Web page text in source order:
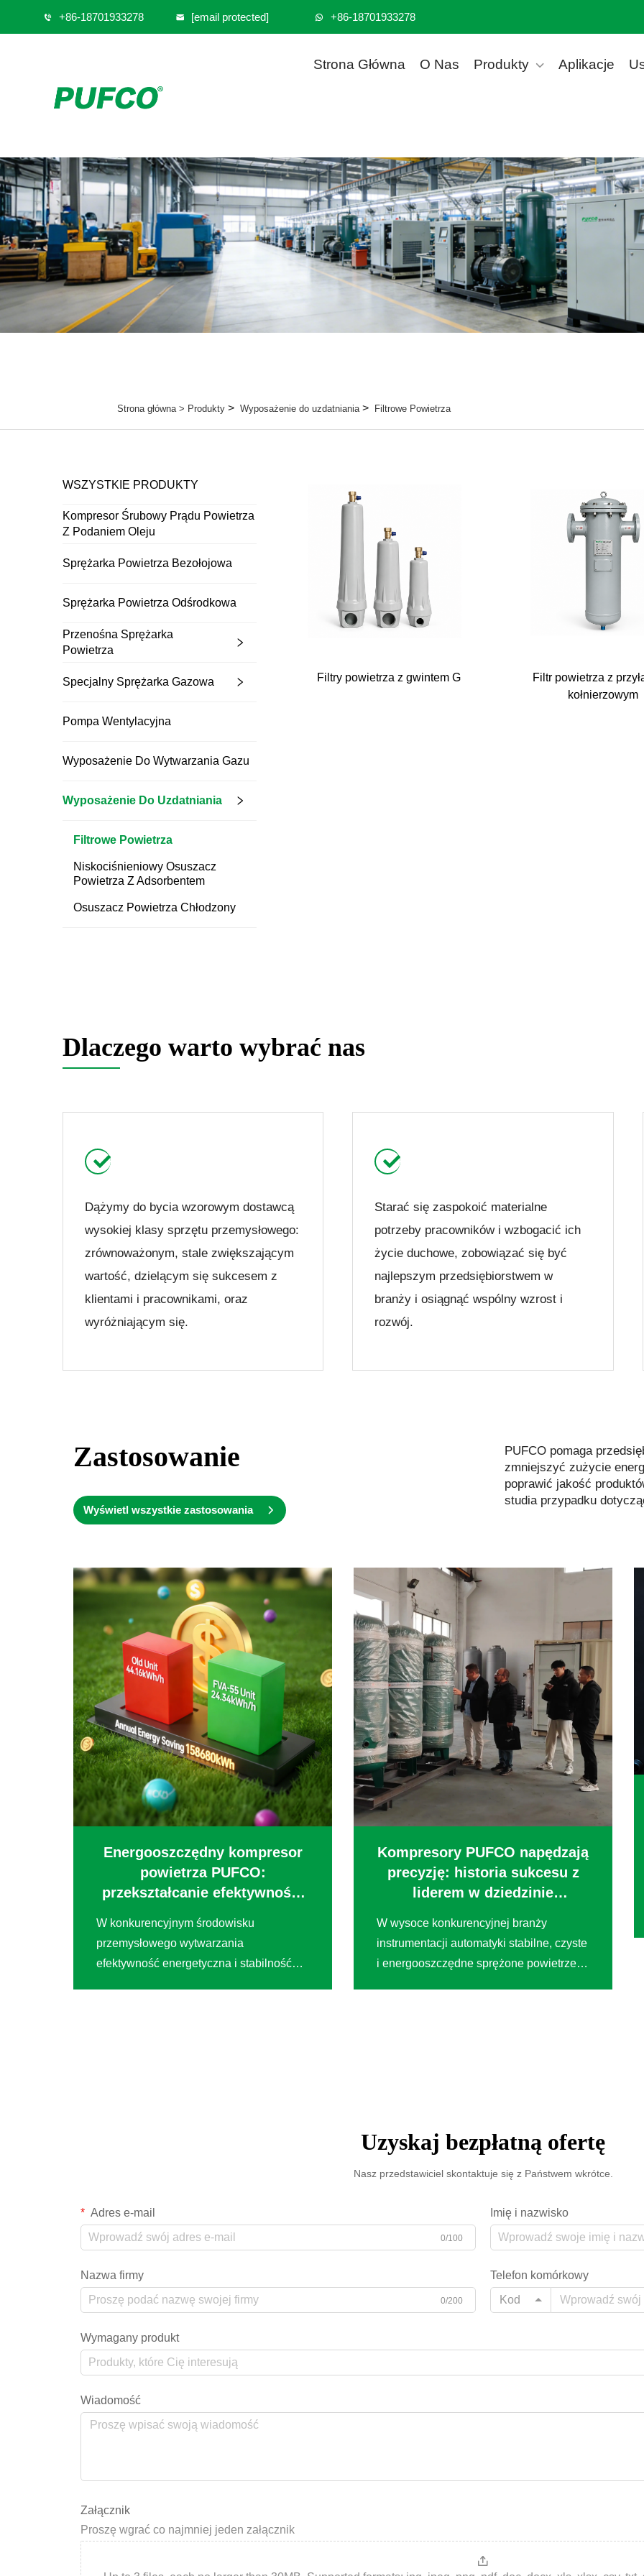
+86-18701933278 [email protected] +86-18701933278
Strona Główna O Nas Produkty Aplikacje
Strona główna > Produkty> Wyposażenie do uzdatniania> Filtrowe Powietrza
WSZYSTKIE PRODUKTY
Kompresor Śrubowy Prądu Powietrza
Z Podaniem Oleju
Sprężarka Powietrza Bezołojowa
Sprężarka Powietrza Odśrodkowa
Przenośna Sprężarka
Powietrza
Specjalny Sprężarka Gazowa
Pompa Wentylacyjna
Wyposażenie Do Wytwarzania Gazu
Wyposażenie Do Uzdatniania
Filtrowe Powietrza
Niskociśnieniowy Osuszacz
Powietrza Z Adsorbentem
Osuszacz Powietrza Chłodzony
Filtry powietrza z gwintem G
Filtr powietrza z
kołnierzowym
Dlaczego warto wybrać nas
Dążymy do bycia wzorowym dostawcą
wysokiej klasy sprzętu przemysłowego:
zrównoważonym, stale zwiększającym
wartość, dzielącym się sukcesem z
klientami i pracownikami, oraz
wyróżniającym się.
Starać się zaspokoić materialne
potrzeby pracowników i wzbogacić ich
życie duchowe, zobowiązać się być
najlepszym przedsiębiorstwem w
branży i osiągnąć wspólny wzrost i
rozwój.
Zastosowanie
Wyświetl wszystkie zastosowania
PUFCO pomaga
zmniejszyć zużycie
poprawić jakość
studia przypadku
Energooszczędny kompresor
powietrza PUFCO:
przekształcanie efektywności
W konkurencyjnym środowisku
przemysłowego wytwarzania
efektywność energetyczna i stabilność
Kompresory PUFCO napędzają
precyzję: historia sukcesu z
liderem w dziedzinie
W wysoce konkurencyjnej branży
instrumentacji automatyki stabilne, czyste
i energooszczędne sprężone powietrze to
Uzyskaj bezpłatną ofertę
Nasz przedstawiciel skontaktuje się z Państwem wkrótce.
Adres e-mail
0/100
Imię i nazwisko
Nazwa firmy
0/200
Telefon komórkowy
Kod
Wymagany produkt
Wiadomość
Załącznik
Proszę wgrać co najmniej jeden załącznik